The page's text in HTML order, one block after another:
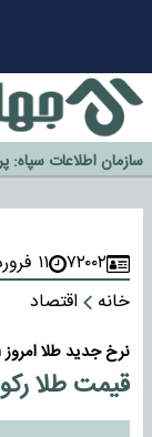
گزینه جدایی اوسمار
آیا رئیس جمهور آمریکا
اخراج رسمی چهره
سازمان اطلاعات
خورد
۷۲۰۰۲ ۱۱ فروردین ۱۴۰۴
خانه
اقتصاد
نرخ جدید طلا امروز ۱۱ فروردین ۱۴۰۴
قیمت طلا